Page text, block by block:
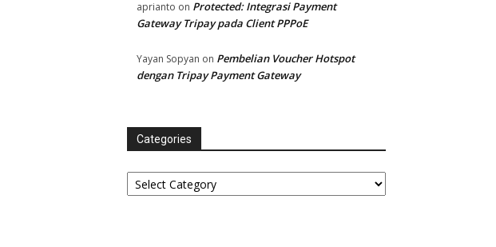
aprianto on Protected: Integrasi Payment
Gateway Tripay pada Client PPPoE
Yayan Sopyan on Pembelian Voucher Hotspot
dengan Tripay Payment Gateway
Categories
Categories